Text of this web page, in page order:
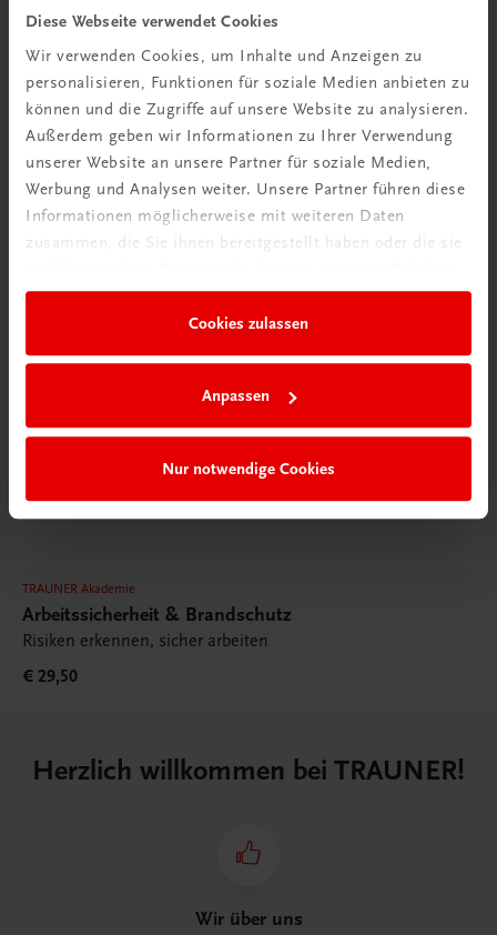
Diese Webseite verwendet Cookies
Wir verwenden Cookies, um Inhalte und Anzeigen zu
personalisieren, Funktionen für soziale Medien anbieten zu
können und die Zugriffe auf unsere Website zu analysieren.
Außerdem geben wir Informationen zu Ihrer Verwendung
unserer Website an unsere Partner für soziale Medien,
Werbung und Analysen weiter. Unsere Partner führen diese
Informationen möglicherweise mit weiteren Daten
zusammen, die Sie ihnen bereitgestellt haben oder die sie
Cookies zulassen
Anpassen
Nur notwendige Cookies
Hygiene Basics
Hygiene leicht gemacht – sicher, sauber, professionell
TRAUNER Akademie
Arbeitssicherheit & Brandschutz
Risiken erkennen, sicher arbeiten
€ 29,50
Herzlich willkommen bei TRAUNER!
Wir über uns